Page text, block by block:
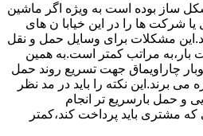
ساز بوده است به ویژه اگر ماشین
شرکت ها را در این خیابا ن های
مشکلات برای وسایل حمل و نقل
مراتب کمتر است.به همین
چاراویماق جهت تسریع روند حمل
می برند.این نکته را باید در مد نظر
و حمل بارسریع تر انجام
که مشتری باید پرداخت کند،کمتر